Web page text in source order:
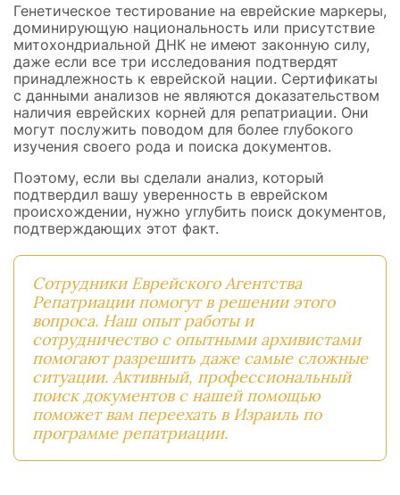
Генетическое тестирование на еврейские маркеры,
доминирующую национальность или присутствие
митохондриальной ДНК не имеют законную силу,
даже если все три исследования подтвердят
принадлежность к еврейской нации. Сертификаты
с данными анализов не являются доказательством
наличия еврейских корней для репатриации. Они
могут послужить поводом для более глубокого
изучения своего рода и поиска документов.
Поэтому, если вы сделали анализ, который
подтвердил вашу уверенность в еврейском
происхождении, нужно углубить поиск документов,
подтверждающих этот факт.
Сотрудники Еврейского Агентства
Репатриации помогут в решении этого
вопроса. Наш опыт работы и
сотрудничество с опытными архивистами
помогают разрешить даже самые сложные
ситуации. Активный, профессиональный
поиск документов с нашей помощью
поможет вам переехать в Израиль по
программе репатриации.